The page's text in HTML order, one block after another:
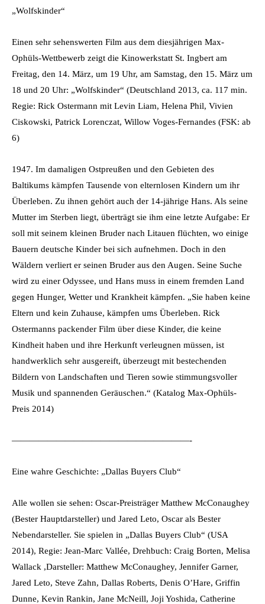
„Wolfskinder“
Einen sehr sehenswerten Film aus dem diesjährigen Max-
Ophüls-Wettbewerb zeigt die Kinowerkstatt St. Ingbert am
Freitag, den 14. März, um 19 Uhr, am Samstag, den 15. März um
18 und 20 Uhr: „Wolfskinder“ (Deutschland 2013, ca. 117 min.
Regie: Rick Ostermann mit Levin Liam, Helena Phil, Vivien
Ciskowski, Patrick Lorenczat, Willow Voges-Fernandes (FSK: ab
6)
1947. Im damaligen Ostpreußen und den Gebieten des
Baltikums kämpfen Tausende von elternlosen Kindern um ihr
Überleben. Zu ihnen gehört auch der 14-jährige Hans. Als seine
Mutter im Sterben liegt, überträgt sie ihm eine letzte Aufgabe: Er
soll mit seinem kleinen Bruder nach Litauen flüchten, wo einige
Bauern deutsche Kinder bei sich aufnehmen. Doch in den
Wäldern verliert er seinen Bruder aus den Augen. Seine Suche
wird zu einer Odyssee, und Hans muss in einem fremden Land
gegen Hunger, Wetter und Krankheit kämpfen. „Sie haben keine
Eltern und kein Zuhause, kämpfen ums Überleben. Rick
Ostermanns packender Film über diese Kinder, die keine
Kindheit haben und ihre Herkunft verleugnen müssen, ist
handwerklich sehr ausgereift, überzeugt mit bestechenden
Bildern von Landschaften und Tieren sowie stimmungsvoller
Musik und spannenden Geräuschen.“ (Katalog Max-Ophüls-
Preis 2014)
————————————————————-
Eine wahre Geschichte: „Dallas Buyers Club“
Alle wollen sie sehen: Oscar-Preisträger Matthew McConaughey
(Bester Hauptdarsteller) und Jared Leto, Oscar als Bester
Nebendarsteller. Sie spielen in „Dallas Buyers Club“ (USA
2014), Regie: Jean-Marc Vallée, Drehbuch: Craig Borten, Melisa
Wallack ,Darsteller: Matthew McConaughey, Jennifer Garner,
Jared Leto, Steve Zahn, Dallas Roberts, Denis O’Hare, Griffin
Dunne, Kevin Rankin, Jane McNeill, Joji Yoshida, Catherine